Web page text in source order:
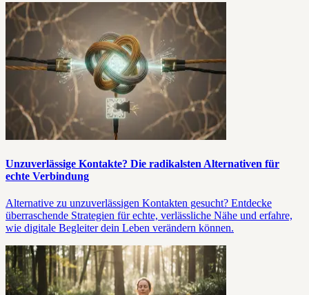
Unzuverlässige Kontakte? Die radikalsten Alternativen für
echte Verbindung
Alternative zu unzuverlässigen Kontakten gesucht? Entdecke
überraschende Strategien für echte, verlässliche Nähe und erfahre,
wie digitale Begleiter dein Leben verändern können.